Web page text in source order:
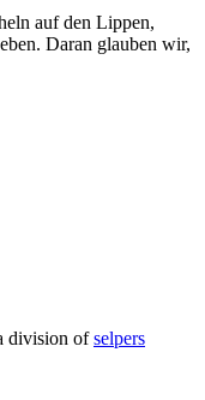
auf den Lippen,
Daran glauben wir,
division ofselpers